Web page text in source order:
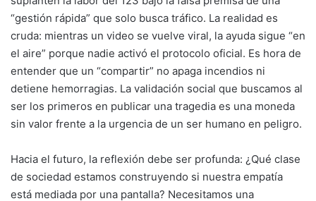
“gestión rápida” que solo busca tráfico. La realidad es
cruda: mientras un video se vuelve viral, la ayuda sigue “en
el aire” porque nadie activó el protocolo oficial. Es hora de
entender que un “compartir” no apaga incendios ni
detiene hemorragias. La validación social que buscamos al
ser los primeros en publicar una tragedia es una moneda
sin valor frente a la urgencia de un ser humano en peligro.
Hacia el futuro, la reflexión debe ser profunda: ¿Qué clase
de sociedad estamos construyendo si nuestra empatía
está mediada por una pantalla? Necesitamos una